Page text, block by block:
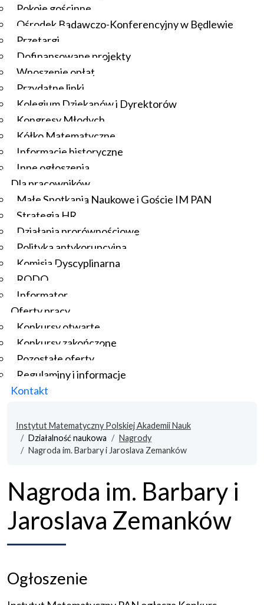
Pokoje gościnne
Ośrodek Badawczo-Konferencyjny w Będlewie
Przetargi
Dofinansowane projekty
Wnoszenie opłat
Przydatne linki
Kolegium Dziekanów i Dyrektorów
Kongresy Młodych
Kółko Matematyczne
Informacje historyczne
Inne ogłoszenia
Dla pracowników
Małe Spotkania Naukowe i Goście IM PAN
Strategia HR
Działania prorównościowe
Polityka antykorupcyjna
Komisja Dyscyplinarna
RODO
Informator
Oferty pracy
Konkursy otwarte
Konkursy zakończone
Pozostałe oferty
Regulaminy i informacje
Kontakt
Instytut Matematyczny Polskiej Akademii Nauk
Działalność naukowa
Nagrody
Nagroda im. Barbary i Jaroslava Zemanków
Nagroda im. Barbary i
Jaroslava Zemanków
Ogłoszenie